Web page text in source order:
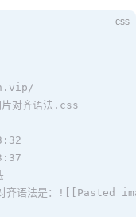
css
对齐语法.css
对齐语法是：